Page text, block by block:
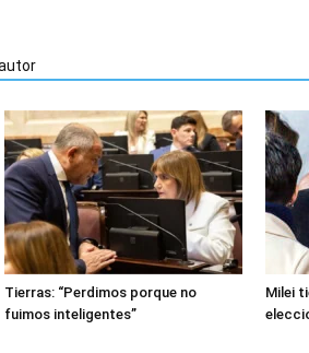
Tierras: “Perdimos porque no
fuimos inteligentes”
Milei